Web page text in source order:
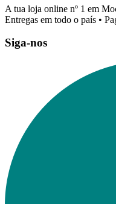
A tua loja online nº 1 em
Entregas em todo o país •
Siga-nos